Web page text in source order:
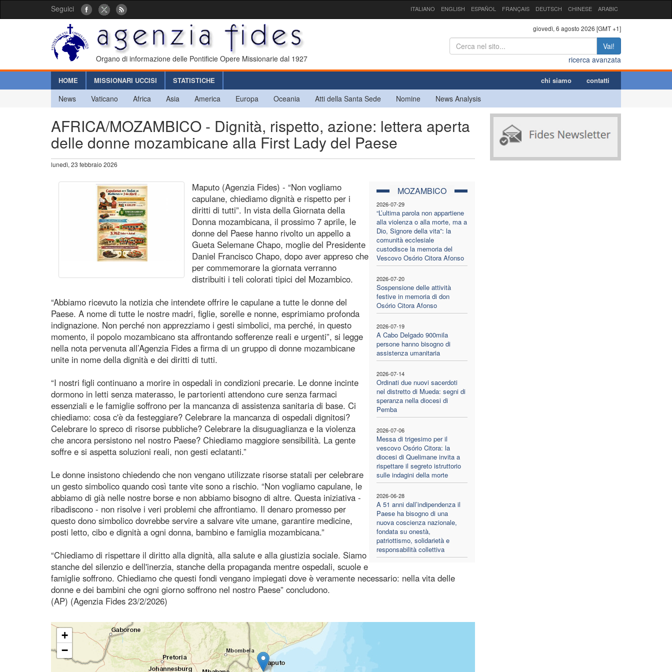
Seguici ITALIANO ENGLISH ESPAÑOL FRANÇAIS DEUTSCH CHINESE ARABIC
Organo di informazione delle Pontificie Opere Missionarie dal 1927
giovedì, 6 agosto 2026 [GMT +1]
Vai!
ricerca avanzata
HOME MISSIONARI UCCISI STATISTICHE chi siamo contatti
News Vaticano Africa Asia America Europa Oceania Atti della Santa Sede Nomine News Analysis
AFRICA/MOZAMBICO - Dignità, rispetto, azione: lettera aperta
delle donne mozambicane alla First Lady del Paese
lunedì, 23 febbraio 2026
MOZAMBICO
2026-07-29
“L’ultima parola non appartiene
alla violenza o alla morte, ma a
Dio, Signore della vita”: la
comunità ecclesiale
custodisce la memoria del
Vescovo Osório Citora Afonso
2026-07-20
Sospensione delle attività
festive in memoria di don
Osório Citora Afonso
2026-07-19
A Cabo Delgado 900mila
persone hanno bisogno di
assistenza umanitaria
2026-07-14
Ordinati due nuovi sacerdoti
nel distretto di Mueda: segni di
speranza nella diocesi di
Pemba
2026-07-06
Messa di trigesimo per il
vescovo Osório Citora: la
diocesi di Quelimane invita a
rispettare il segreto istruttorio
sulle indagini della morte
2026-06-28
A 51 anni dall’indipendenza il
Paese ha bisogno di una
nuova coscienza nazionale,
fondata su onestà,
patriottismo, solidarietà e
responsabilità collettiva
Maputo (Agenzia Fides) - “Non vogliamo
capulane, chiediamo dignità e rispetto per i
diritti di tutti”. In vista della Giornata della
Donna mozambicana, il prossimo 7 aprile, le
donne del Paese hanno rivolto un appello a
Gueta Selemane Chapo, moglie del Presidente
Daniel Francisco Chapo, dopo aver appreso che
per commemorare la giornata verranno
distribuiti i teli colorati tipici del Mozambico.
“Abbiamo ricevuto la notizia che intendete offrire le capulane a tutte le donne del
Paese. A nome di tutte le nostre madri, figlie, sorelle e nonne, esprimiamo profonda
indignazione. Non perché non apprezziamo i gesti simbolici, ma perché, in questo
momento, il popolo mozambicano sta affrontando sofferenze reali e urgenti”, si legge
nella nota pervenuta all’Agenzia Fides a firma di un gruppo di donne mozambicane
unite in nome della dignità e dei diritti di tutti.
“I nostri figli continuano a morire in ospedali in condizioni precarie. Le donne incinte
dormono in letti senza materasso, le partorienti attendono cure senza farmaci
essenziali e le famiglie soffrono per la mancanza di assistenza sanitaria di base. Ci
chiediamo: cosa c'è da festeggiare? Celebrare la mancanza di ospedali dignitosi?
Celebrare lo spreco di risorse pubbliche? Celebrare la disuguaglianza e la violenza
che ancora persistono nel nostro Paese? Chiediamo maggiore sensibilità. La gente
soffre e si aspetta soluzioni reali, non gesti eclatanti.”
Le donne insistono chiedendo che non vengano utilizzate risorse statali per celebrare
un gesto simbolico quando così tante vite sono a rischio. “Non vogliamo capulane, le
abbiamo di già nelle nostre borse e non abbiamo bisogno di altre. Questa iniziativa -
ribadiscono - non risolve i veri problemi che affrontiamo. Il denaro promesso per
questo dono simbolico dovrebbe servire a salvare vite umane, garantire medicine,
posti letto, cibo e dignità a ogni donna, bambino e famiglia mozambicana.”
“Chiediamo di rispettare il diritto alla dignità, alla salute e alla giustizia sociale. Siamo
stanche del silenzio e dell'inerzia, stanche della propaganda mentre ospedali, scuole e
famiglie soffrono. Chiediamo che questi fondi vengano impiegati dove è veramente necessario: nella vita delle
donne e dei bambini che ogni giorno soffrono nel nostro Paese” concludono.
(AP) (Agenzia Fides 23/2/2026)
+
−